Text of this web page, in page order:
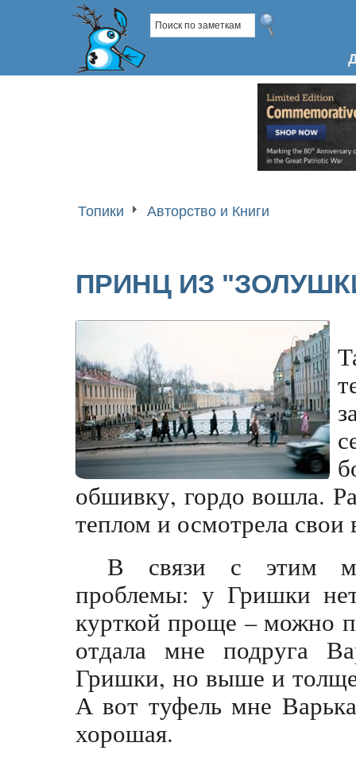
Топики Авторство и Книги
ПРИНЦ ИЗ
обшивку, гордо вошла.
теплом и осмотрела свои
В связи с этим
проблемы: у Гришки
курткой проще – можно
отдала мне подруга
Гришки, но выше и
А вот туфель мне
хорошая.